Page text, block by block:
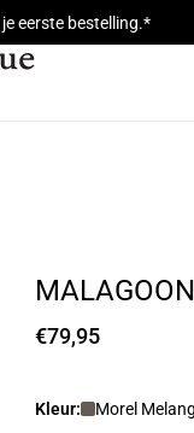
eerste bestelling.*
€79,95
Kleur: Morel